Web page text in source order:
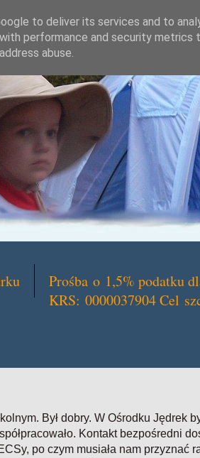
Prośba o 1,5% podatku
KRS: 0000037904 Cel
Był dobry. W Ośrodku Jędrek
Kontakt bezpośredni
po czym musiała nam przyznać
to deliver its services and to
performance and security
abuse.